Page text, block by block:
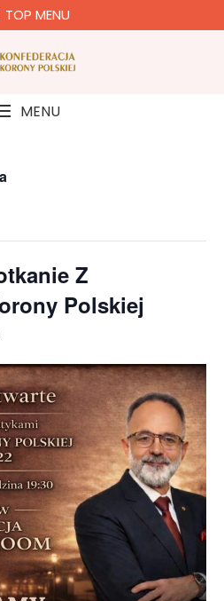
TOP MENU
MENU
Z
Polskiej